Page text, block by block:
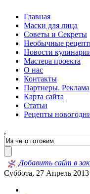
Главная
Маски для лица
Советы и Секреты
Необычные
Новости
Мастера проекта
О нас
Контакты
Партнеры. Реклама
Карта сайта
Статьи
Рецепты
,
Добавить сайт в
Суббота, 27 Апрель 2013